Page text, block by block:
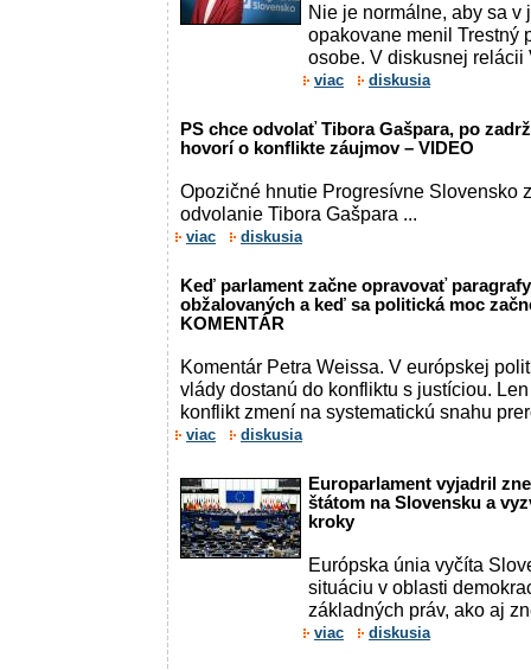
Nie je normálne, aby sa v
opakovane menil Trestný
osobe. V diskusnej relácii
viac diskusia
PS chce odvolať Tibora Gašpara, po
hovorí o konflikte záujmov – VIDEO
Opozičné hnutie Progresívne Slovensko
odvolanie Tibora Gašpara ...
viac diskusia
Keď parlament začne opravovať
obžalovaných a keď sa politická moc
KOMENTÁR
Komentár Petra Weissa. V európskej
vlády dostanú do konfliktu s justíciou.
konflikt zmení na systematickú snahu
viac diskusia
Europarlament vyjadril
štátom na Slovensku a
kroky
Európska únia vyčíta
situáciu v oblasti
základných práv, ako aj
viac diskusia